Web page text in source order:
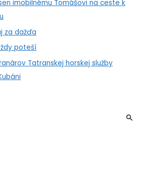
imobilnému Tomášovi na ceste k
za dažďa
poteší
Tatranskej horskej služby